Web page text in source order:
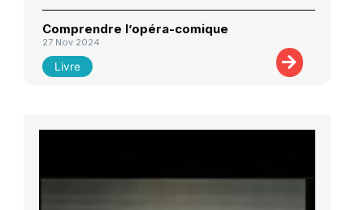
Comprendre l’opéra-comique
27 Nov 2024
Livre